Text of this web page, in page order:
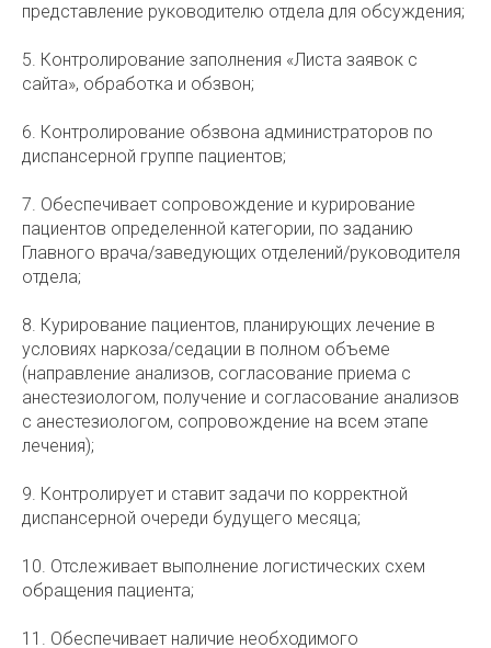
представление руководителю отдела для обсуждения;
5. Контролирование заполнения «Листа заявок с
сайта», обработка и обзвон;
6. Контролирование обзвона администраторов по
диспансерной группе пациентов;
7. Обеспечивает сопровождение и курирование
пациентов определенной категории, по заданию
Главного врача/заведующих отделений/руководителя
отдела;
8. Курирование пациентов, планирующих лечение в
условиях наркоза/седации в полном объеме
(направление анализов, согласование приема с
анестезиологом, получение и согласование анализов
с анестезиологом, сопровождение на всем этапе
лечения);
9. Контролирует и ставит задачи по корректной
диспансерной очереди будущего месяца;
10. Отслеживает выполнение логистических схем
обращения пациента;
11. Обеспечивает наличие необходимого